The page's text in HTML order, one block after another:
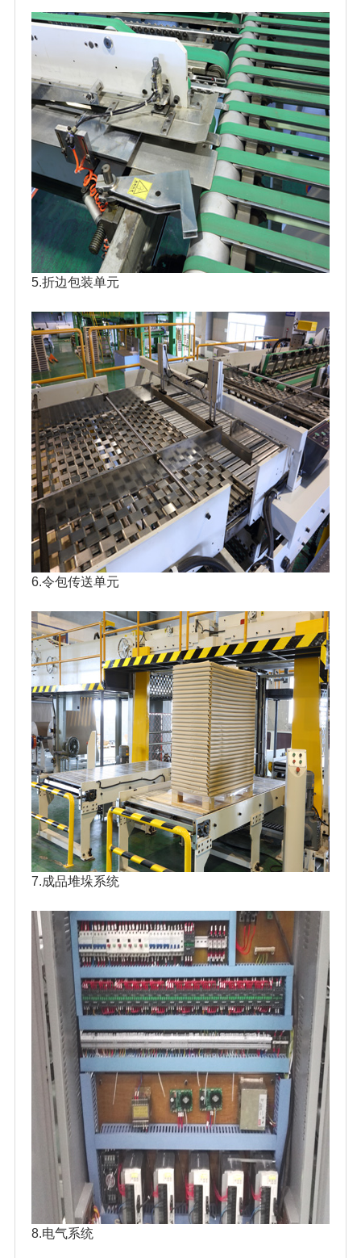
5.折边包装单元
6.令包传送单元
7.成品堆垛系统
8.电气系统